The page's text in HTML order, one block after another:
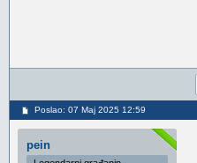
Poslao: 07 Maj 2025 12:59
pein